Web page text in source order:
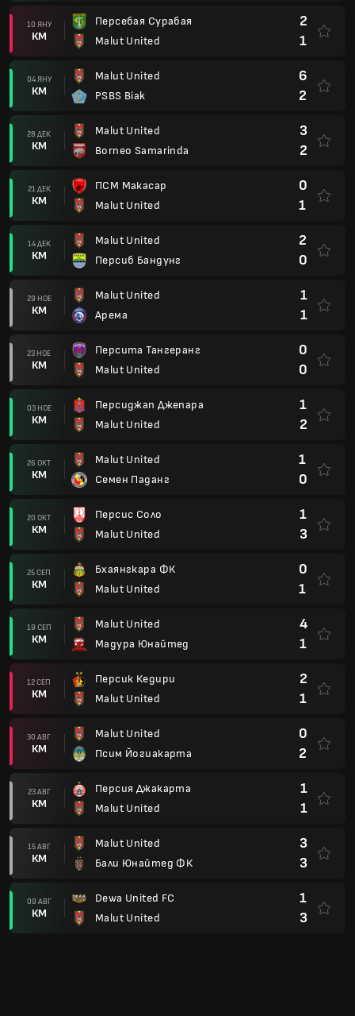
10 ЯНУ
КМ
Персебая Сурабая
Malut United
2
1
04 ЯНУ
КМ
Malut United
PSBS Biak
6
2
28 ДЕК
КМ
Malut United
Borneo Samarinda
3
2
21 ДЕК
КМ
ПСМ Макасар
Malut United
0
1
14 ДЕК
КМ
Malut United
Персиб Бандунг
2
0
29 НОЕ
КМ
Malut United
Арема
1
1
23 НОЕ
КМ
Персита Тангеранг
Malut United
0
0
03 НОЕ
КМ
Персиджап Джепара
Malut United
1
2
26 ОКТ
КМ
Malut United
Семен Паданг
1
0
20 ОКТ
КМ
Персис Соло
Malut United
1
3
25 СЕП
КМ
Бхаянгкара ФК
Malut United
0
1
19 СЕП
КМ
Malut United
Мадура Юнайтед
4
1
12 СЕП
КМ
Персик Кедири
Malut United
2
1
30 АВГ
КМ
Malut United
Псим Йогиакарта
0
2
23 АВГ
КМ
Персия Джакарта
Malut United
1
1
15 АВГ
КМ
Malut United
Бали Юнайтед ФК
3
3
09 АВГ
КМ
Dewa United FC
Malut United
1
3